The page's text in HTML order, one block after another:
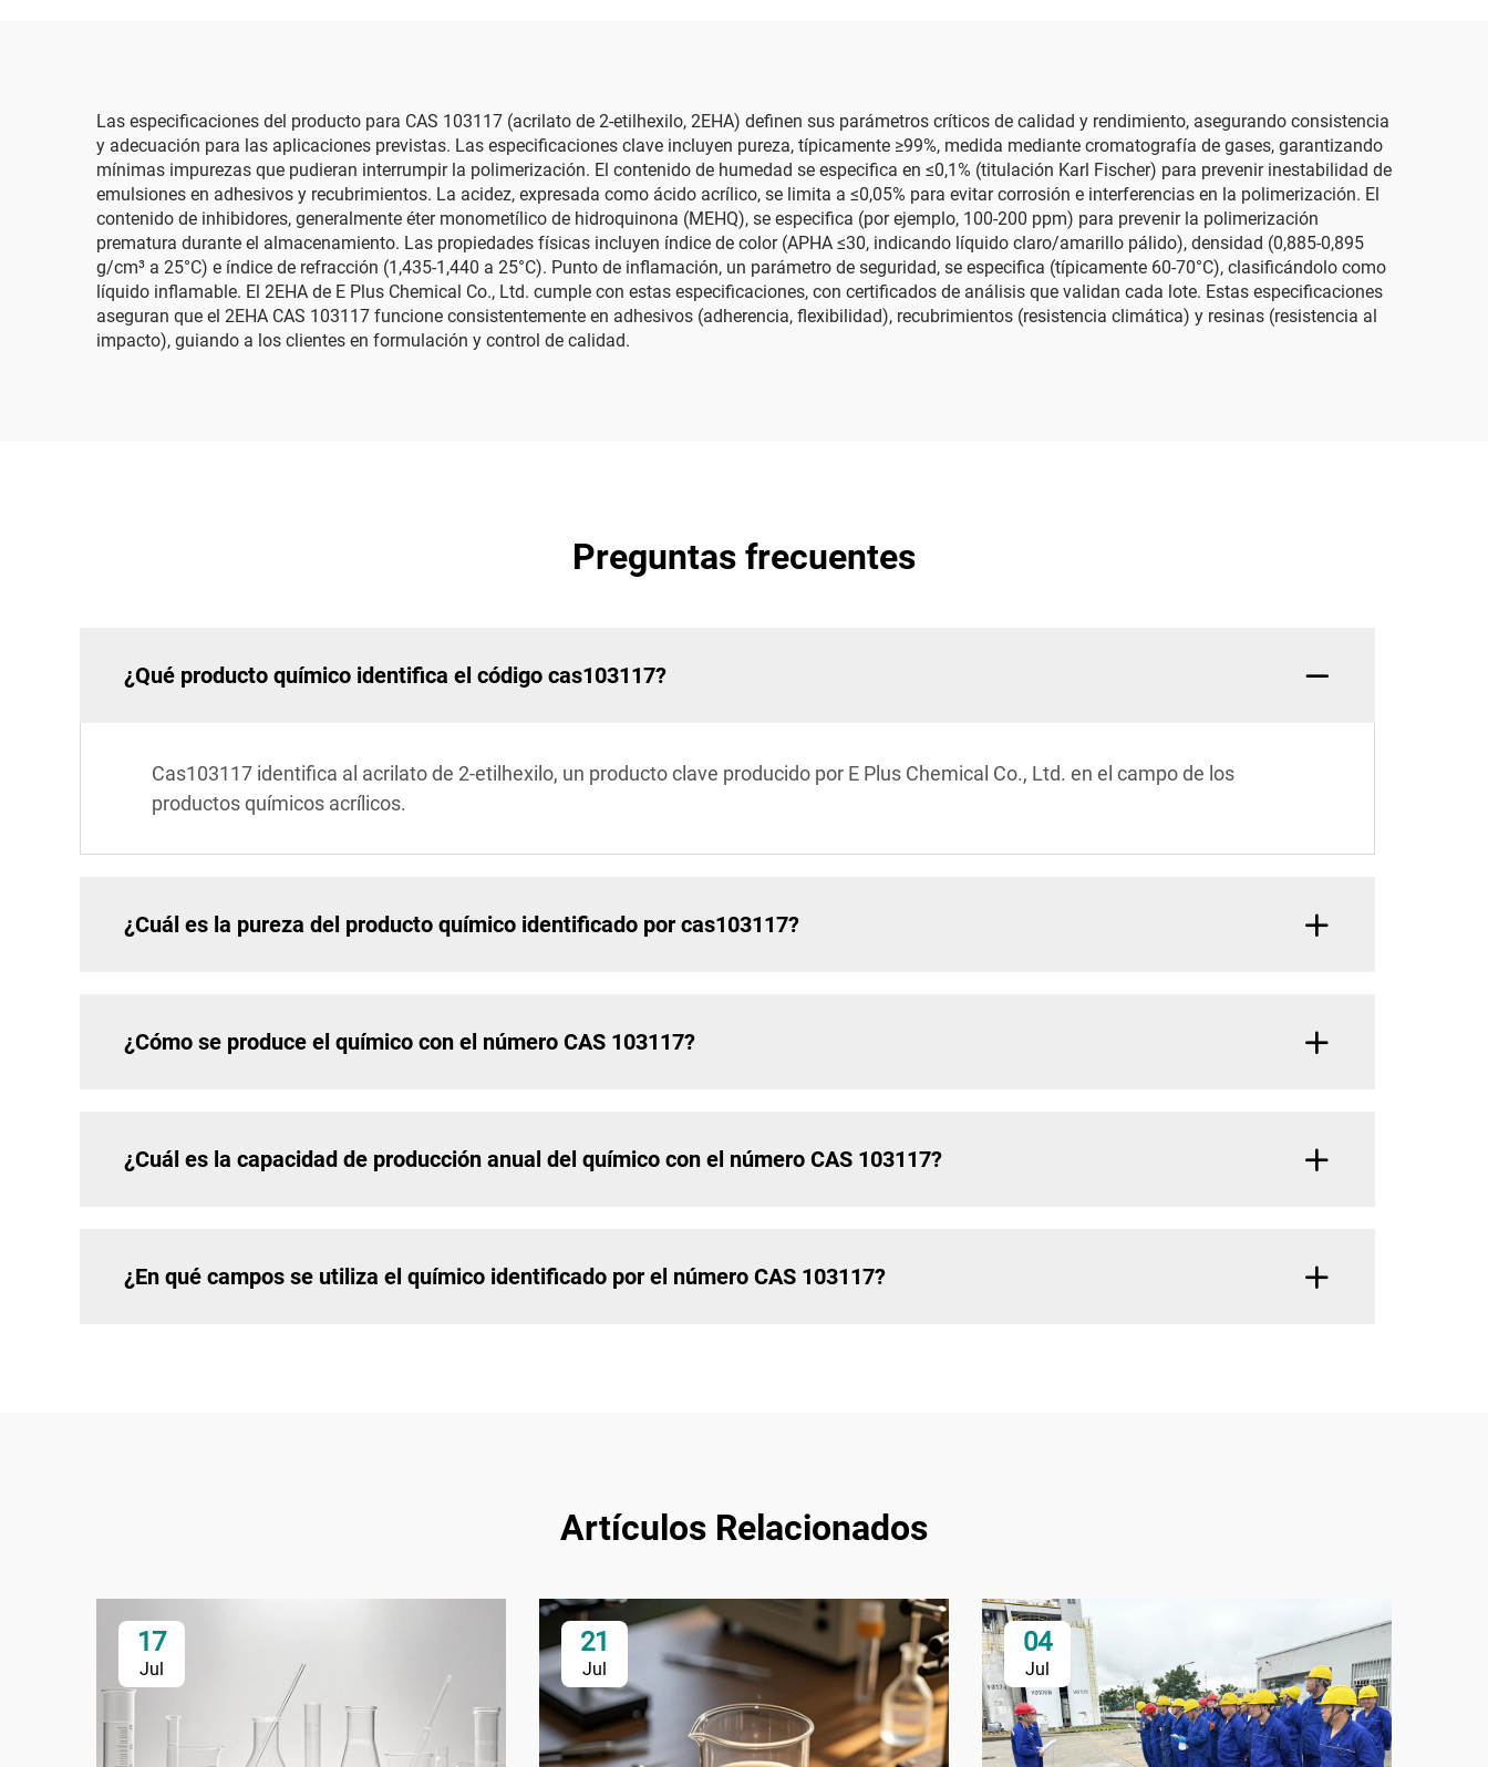
Las especificaciones del producto para CAS 103117 (acrilato de 2-etilhexilo, 2EHA) definen sus parámetros críticos de calidad y rendimiento, asegurando consistencia
y adecuación para las aplicaciones previstas. Las especificaciones clave incluyen pureza, típicamente ≥99%, medida mediante cromatografía de gases, garantizando
mínimas impurezas que pudieran interrumpir la polimerización. El contenido de humedad se especifica en ≤0,1% (titulación Karl Fischer) para prevenir inestabilidad de
emulsiones en adhesivos y recubrimientos. La acidez, expresada como ácido acrílico, se limita a ≤0,05% para evitar corrosión e interferencias en la polimerización. El
contenido de inhibidores, generalmente éter monometílico de hidroquinona (MEHQ), se especifica (por ejemplo, 100-200 ppm) para prevenir la polimerización
prematura durante el almacenamiento. Las propiedades físicas incluyen índice de color (APHA ≤30, indicando líquido claro/amarillo pálido), densidad (0,885-0,895
g/cm³ a 25°C) e índice de refracción (1,435-1,440 a 25°C). Punto de inflamación, un parámetro de seguridad, se especifica (típicamente 60-70°C), clasificándolo como
líquido inflamable. El 2EHA de E Plus Chemical Co., Ltd. cumple con estas especificaciones, con certificados de análisis que validan cada lote. Estas especificaciones
aseguran que el 2EHA CAS 103117 funcione consistentemente en adhesivos (adherencia, flexibilidad), recubrimientos (resistencia climática) y resinas (resistencia al
impacto), guiando a los clientes en formulación y control de calidad.
Preguntas frecuentes
¿Qué producto químico identifica el código cas103117?
Cas103117 identifica al acrilato de 2-etilhexilo, un producto clave producido por E Plus Chemical Co., Ltd. en el campo de los
productos químicos acrílicos.
¿Cuál es la pureza del producto químico identificado por cas103117?
¿Cómo se produce el químico con el número CAS 103117?
¿Cuál es la capacidad de producción anual del químico con el número CAS 103117?
¿En qué campos se utiliza el químico identificado por el número CAS 103117?
Artículos Relacionados
17
Jul
21
Jul
04
Jul